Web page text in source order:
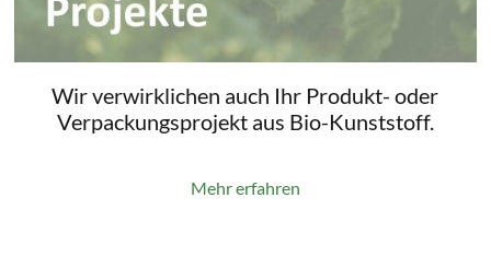
Wir verwirklichen auch Ihr Produkt- oder
Verpackungsprojekt aus Bio-Kunststoff.
Mehr erfahren